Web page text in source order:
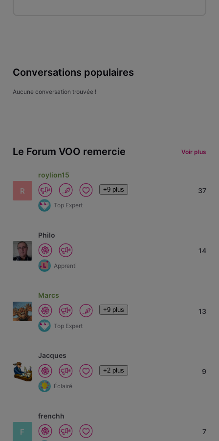
Conversations populaires
Aucune conversation trouvée !
Le Forum VOO remercie Voir plus
R
roylion15
+9 plus
Top Expert
37
Philo
Apprenti
14
Marcs
+9 plus
Top Expert
13
Jacques
+2 plus
Éclairé
9
F
frenchh
7